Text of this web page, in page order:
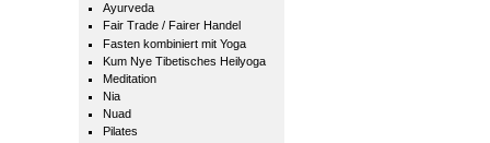
Ayurveda
Fair Trade / Fairer Handel
Fasten kombiniert mit Yoga
Kum Nye Tibetisches Heilyoga
Meditation
Nia
Nuad
Pilates